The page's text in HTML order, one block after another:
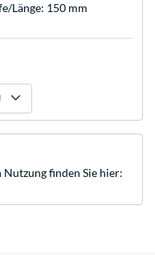
Länge: 150 mm
finden Sie hier: